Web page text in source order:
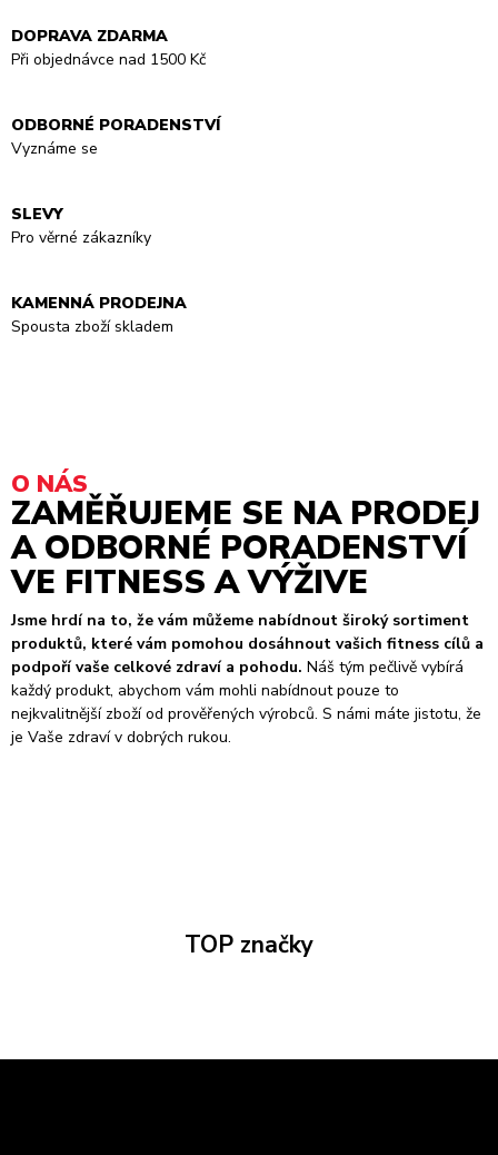
DOPRAVA ZDARMA
Při objednávce nad 1500 Kč
ODBORNÉ PORADENSTVÍ
Vyznáme se
SLEVY
Pro věrné zákazníky
KAMENNÁ PRODEJNA
Spousta zboží skladem
O NÁS
ZAMĚŘUJEME SE NA PRODEJ
A ODBORNÉ PORADENSTVÍ
VE FITNESS A VÝŽIVE
Jsme hrdí na to, že vám můžeme nabídnout široký sortiment
produktů, které vám pomohou dosáhnout vašich fitness cílů a
podpoří vaše celkové zdraví a pohodu. Náš tým pečlivě vybírá
každý produkt, abychom vám mohli nabídnout pouze to
nejkvalitnější zboží od prověřených výrobců. S námi máte jistotu, že
je Vaše zdraví v dobrých rukou.
TOP značky